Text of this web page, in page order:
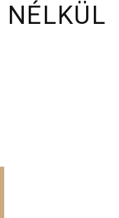
NÉLKÜL